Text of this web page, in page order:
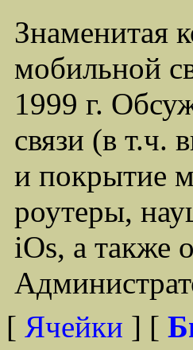
Знаменитая
мобильной
1999 г.
связи (в т.ч.
и покрытие
роутеры,
iOs, а также
[ Ячейки ] [